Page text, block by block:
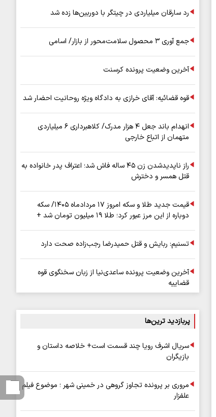
رد سارقان میلیاردی در چیتگر با دوربین‌ها زده شد
جمع آوری ۳ محصول سلامت‌محور از بازار/ اسامی
آخرین وضعیت پرونده کرسنت
قوه قضائیه: آقای خرازی به دادگاه ویژه روحانیت احضار شد
انهدام باند جعل ۴ هزار مدرک/ کلاهبرداری ۶ میلیاردی
متهمان از اتباع خارجی
راز ناپدیدشدن زن ۴۵ ساله فاش شد؛ اعتراف پدر خانواده به
قتل همسر و دخترش
قیمت جدید طلا و سکه امروز ۱۷ مردادماه ۱۴۰۵/ سکه
دوباره از این مرز عبور کرد؛ طلا ۱۹ میلیون تومان شد +
تسنیم: ربایش و قتل حمیدرضا رجب‌زاده صحت دارد
آخرین وضعیت پرونده ساعدی‌نیا از زبان سخنگوی قوه
قضاییه
پربازدید ترین‌ها
سریال اشرف رویا چند قسمت است+ خلاصه داستان و
بازیگران
مروری بر پرونده تجاوز گروهی در خمینی شهر ؛ موضوع فیلم
علفزار